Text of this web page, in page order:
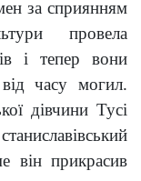
за сприянням
провела
і тепер вони
часу могил.
дівчини Тусі
він прикрасив